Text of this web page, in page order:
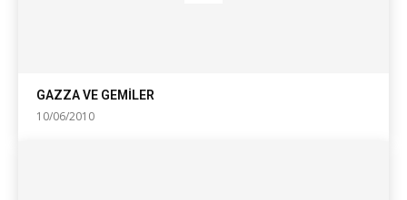
GAZZA VE GEMİLER
10/06/2010